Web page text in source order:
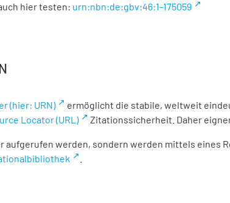
hier testen: urn:nbn:de:gbv:46:1-175059
(hier: URN)
ermöglicht die stabile, weltweit
Locator (URL) Zitationssicherheit. Daher
aufgerufen werden, sondern werden mittels